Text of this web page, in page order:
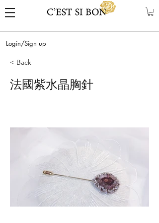
Login/Sign up
< Back
法國紫水晶胸針